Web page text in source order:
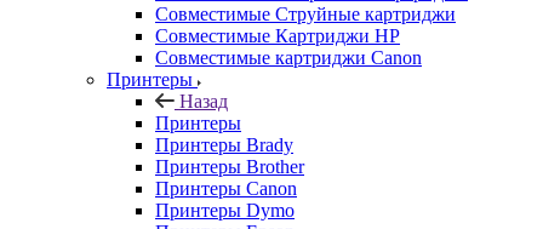
Совместимые Струйные картриджи
Совместимые Картриджи HP
Совместимые картриджи Canon
Принтеры
Назад
Принтеры
Принтеры Brady
Принтеры Brother
Принтеры Canon
Принтеры Dymo